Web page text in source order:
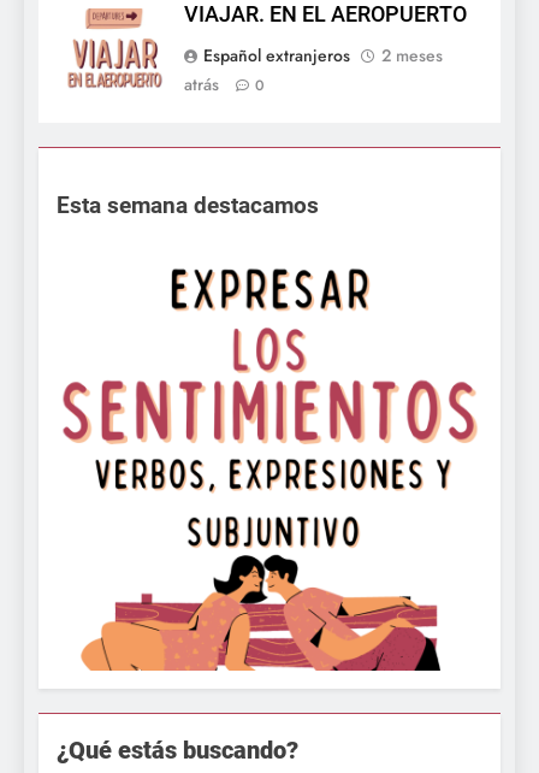
VIAJAR. EN EL AEROPUERTO
Español extranjeros
2 meses
atrás
0
Esta semana destacamos
¿Qué estás buscando?